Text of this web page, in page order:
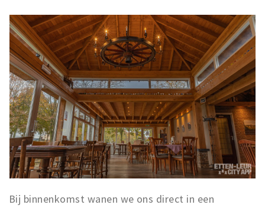
Musea, theaters & podia
Uitjes & activiteiten
Toeristische routes
Natuurgebieden
Baroniepoorten
Sport
Andere City Apps
Inloggen
Bij binnenkomst wanen we ons direct in een